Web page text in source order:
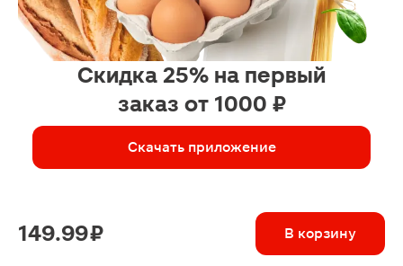
Скидка 25% на первый
заказ от 1000 ₽
Скачать приложение
149.99 ₽ В корзину